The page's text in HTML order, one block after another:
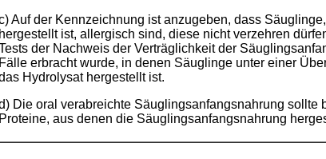
Auf der Kennzeichnung ist anzugeben, dass
hergestellt ist, allergisch sind, diese nicht verzehren
der Nachweis der Verträglichkeit der
Fälle erbracht wurde, in denen Säuglinge unter einer
Hydrolysat hergestellt ist.
Die oral verabreichte Säuglingsanfangsnahrung
Proteine, aus denen die Säuglingsanfangsnahrung